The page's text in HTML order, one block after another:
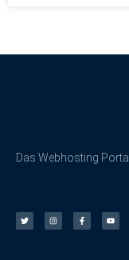
Das Webhosting